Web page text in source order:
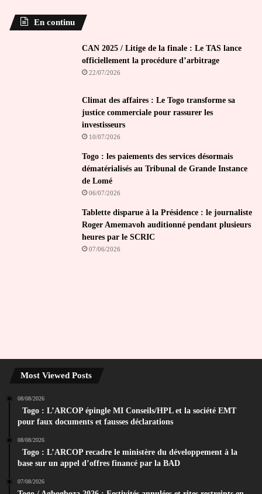
En continu
CAN 2025 / Litige de la finale : Le TAS lance
officiellement la procédure d’arbitrage
22/07/2026
Climat des affaires : Le Togo transforme sa
justice commerciale pour rassurer les
investisseurs
10/07/2026
Togo : les paiements des services désormais
dématérialisés au Tribunal de Grande Instance
de Lomé
06/07/2026
Tablette disparue à la Présidence : le journaliste
Roger Amemavoh auditionné pendant plusieurs
heures par le SCRIC
07/06/2026
Most Viewed Posts
08/08/2026
Togo : L’ARCOP épingle MI Conseils/HPL et la société EMT
pour faux documents et fausses déclarations
08/08/2026
Togo : L’ARCOP recadre le ministère du développement à la
base sur un appel d’offres financé par la BAD
07/08/2026